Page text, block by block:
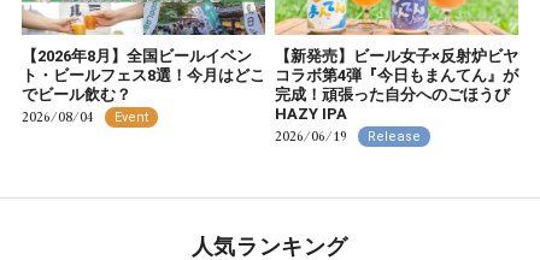
【2026年8月】全国ビールイベン
ト・ビールフェス8選！今月はどこ
でビール飲む？
2026/08/04 Event
【新発売】ビール女子×反射炉ビヤ
コラボ第4弾『今日もまんてん』が
完成！頑張った自分へのごほうび
HAZY IPA
2026/06/19 Release
人気ランキング